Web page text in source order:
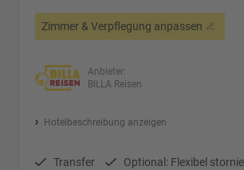
Zimmer & Verpflegung anpassen
Anbieter:
BILLA Reisen
Hotelbeschreibung anzeigen
Transfer Optional: Flexibel